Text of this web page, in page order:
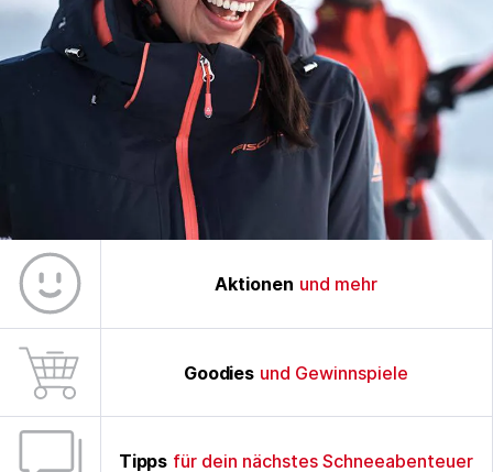
Aktionen und mehr
Goodies und Gewinnspiele
Tipps für dein nächstes Schneeabenteuer